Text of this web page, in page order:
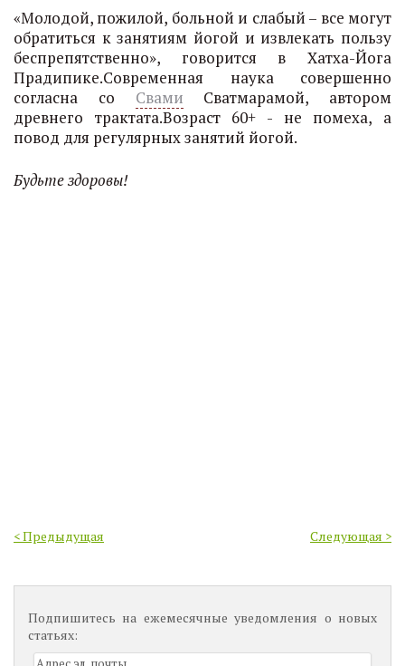
«Молодой, пожилой, больной и слабый – все могут
обратиться к занятиям йогой и извлекать пользу
беспрепятственно», говорится в Хатха-Йога
Прадипике.Современная наука совершенно
согласна со Свами Сватмарамой, автором
древнего трактата.Возраст 60+ - не помеха, а
повод для регулярных занятий йогой.
Будьте здоровы!
< Предыдущая Следующая >
Подпишитесь на ежемесячные уведомления о новых
статьях: